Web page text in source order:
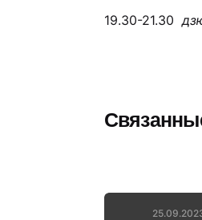
19.30-21.30